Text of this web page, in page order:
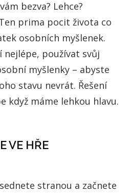
bezva? Lehce?
prima pocit života co
osobních myšlenek.
nejlépe, používat svůj
myšlenky – abyste
stavu nevrát. Řešení
když máme lehkou hlavu.
VE HŘE
stranou a začnete